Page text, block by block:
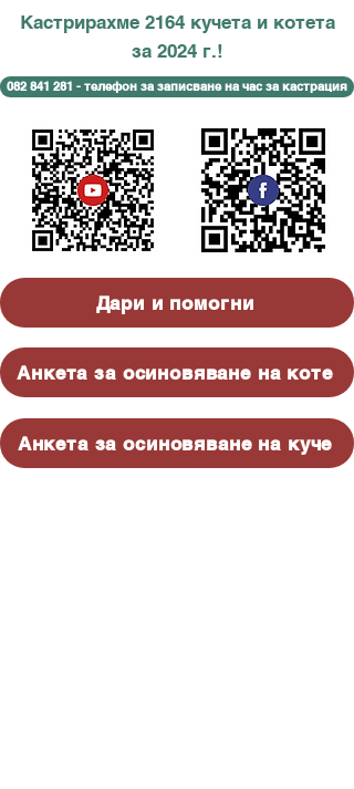
Кастрирахме 2164 кучета и котета
за 2024 г.!
082 841 281 - телефон за записване на час за кастрация
Дари и помогни
Анкета за осиновяване на коте
Анкета за осиновяване на куче